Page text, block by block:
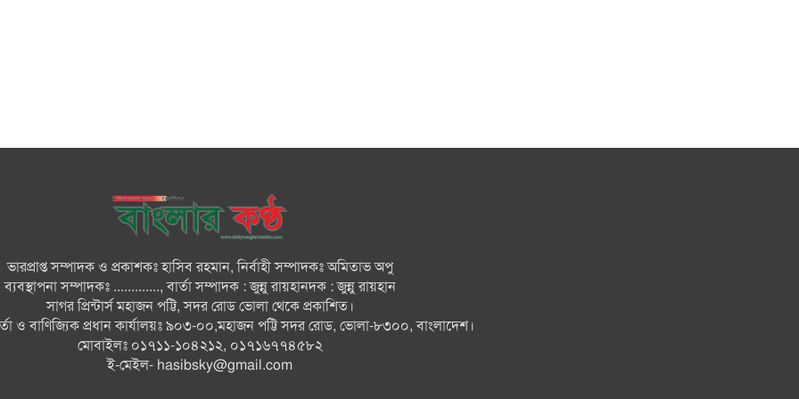
ভারপ্রাপ্ত সম্পাদক ও প্রকাশকঃ হাসিব রহমান, নির্বাহী সম্পাদকঃ অমিতাভ অপু
ব্যবস্থাপনা সম্পাদকঃ ............., বার্তা সম্পাদক : জুন্নু রায়হানদক : জুন্নু রায়হান
সাগর প্রিন্টার্স মহাজন পট্টি, সদর রোড ভোলা থেকে প্রকাশিত।
ও বাণিজ্যিক প্রধান কার্যালয়ঃ ৯০৩-০০,মহাজন পট্টি সদর রোড, ভোলা-৮৩০০, বাংলাদেশ।
মোবাইলঃ ০১৭১১-১০৪২১২, ০১৭১৬৭৭৪৫৮২
ই-মেইল- hasibsky@gmail.com